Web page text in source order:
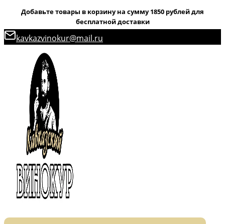
Добавьте товары в корзину на сумму 1850 рублей для
бесплатной доставки
Перейти
содержимому
kavkazvinokur@mail.ru